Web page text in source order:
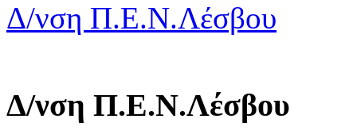
Δ/νση Π.Ε.Ν.Λέσβου
Δ/νση Π.Ε.Ν.Λέσβου